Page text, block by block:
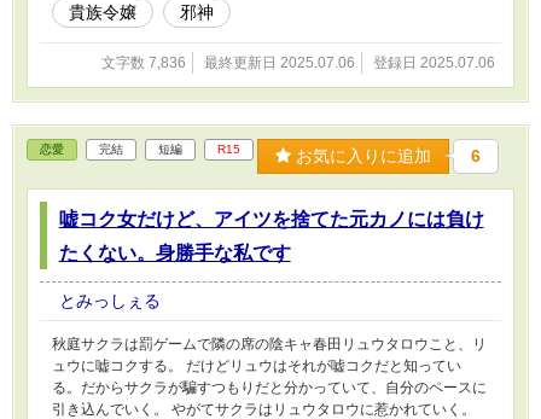
貴族令嬢
邪神
文字数 7,836 最終更新日 2025.07.06 登録日 2025.07.06
恋愛 完結 短編 R15 お気に入りに追加 6
嘘コク女だけど、アイツを捨てた元カノには負け
たくない。身勝手な私です
とみっしぇる
秋庭サクラは罰ゲームで隣の席の陰キャ春田リュウタロウこと、リ
ュウに嘘コクする。 だけどリュウはそれが嘘コクだと知ってい
る。だからサクラが騙すつもりだと分かっていて、自分のペースに
引き込んでいく。 やがてサクラはリュウタロウに惹かれていく。